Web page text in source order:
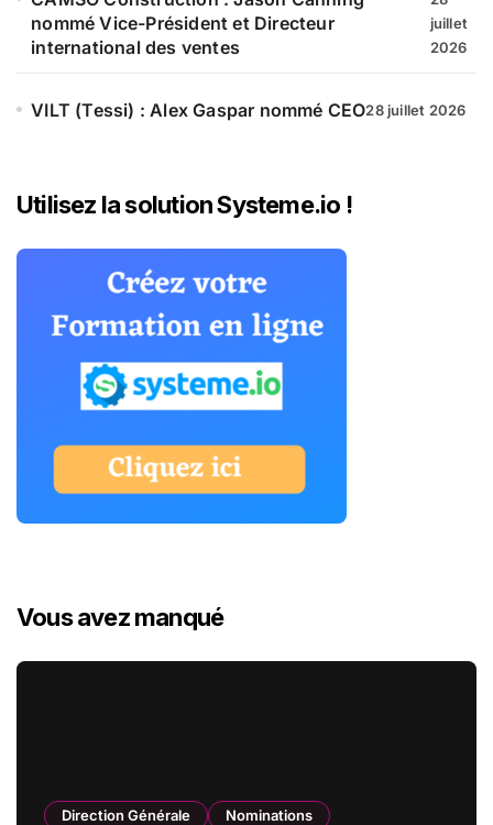
nommé Vice-Président et Directeur
international des ventes
juillet
2026
VILT (Tessi) : Alex Gaspar nommé CEO28 juillet 2026
Utilisez la solution Systeme.io !
Vous avez manqué
Direction Générale Nominations